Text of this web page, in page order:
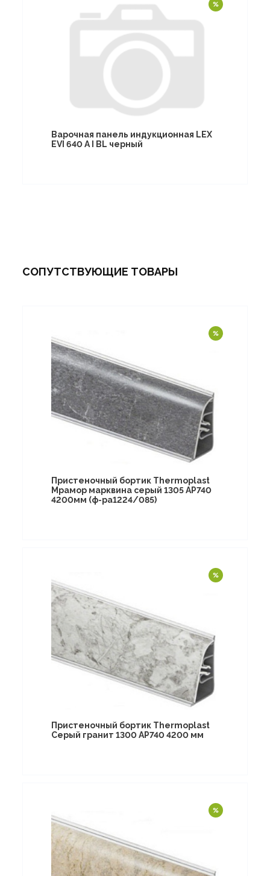
Варочная панель индукционная LEX
EVI 640 A I BL черный
СОПУТСТВУЮЩИЕ ТОВАРЫ
Пристеночный бортик Thermoplast
Мрамор марквина серый 1305 AP740
4200мм (ф-ра1224/085)
Пристеночный бортик Thermoplast
Серый гранит 1300 AP740 4200 мм